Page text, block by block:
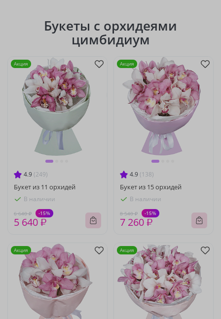
Букеты с орхидеями
цимбидиум
4.9 (249)
Букет из 11 орхидей
В наличии
6 640 ₽ -15%
5 640 ₽
Акция
4.9 (138)
Букет из 15 орхидей
В наличии
8 540 ₽ -15%
7 260 ₽
Акция
Акция Акция